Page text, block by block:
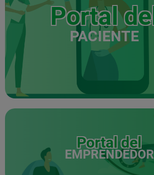
Portal del
PACIENTE
Portal del
EMPRENDEDOR